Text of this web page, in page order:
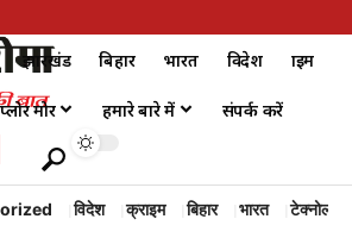
झारखंड बिहार भारत विदेश क्राइम
मोर हमारे बारे में संपर्क करें
विदेश क्राइम बिहार भारत टेक्नोलॉजी